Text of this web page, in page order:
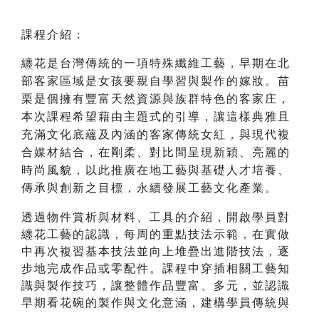
課程介紹：
纏花是台灣傳統的一項特殊纖維工藝，早期在北
部客家區域是女孩要親自學習與製作的嫁妝。苗
栗是個擁有豐富天然資源與族群特色的客家庄，
本次課程希望藉由主題式的引導，讓這樣典雅且
充滿文化底蘊及內涵的客家傳統女紅，與現代複
合媒材結合，在剛柔、對比間呈現新穎、亮麗的
時尚風貌，以此推廣在地工藝與基礎人才培養、
傳承與創新之目標，永續發展工藝文化產業。
透過物件賞析與材料、工具的介紹，開啟學員對
纏花工藝的認識，每周的重點技法示範，在實做
中再次複習基本技法並向上堆疊出進階技法，逐
步地完成作品或零配件。課程中穿插相關工藝知
識與製作技巧，讓整體作品豐富、多元，並認識
早期看花碗的製作與文化意涵，建構學員傳統與